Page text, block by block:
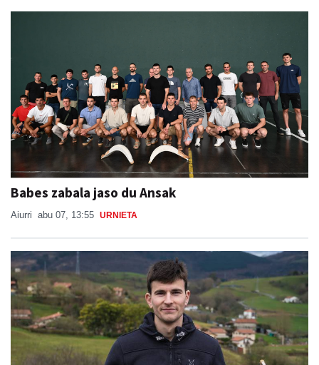
Babes zabala jaso du Ansak
Aiurri abu 07, 13:55 URNIETA